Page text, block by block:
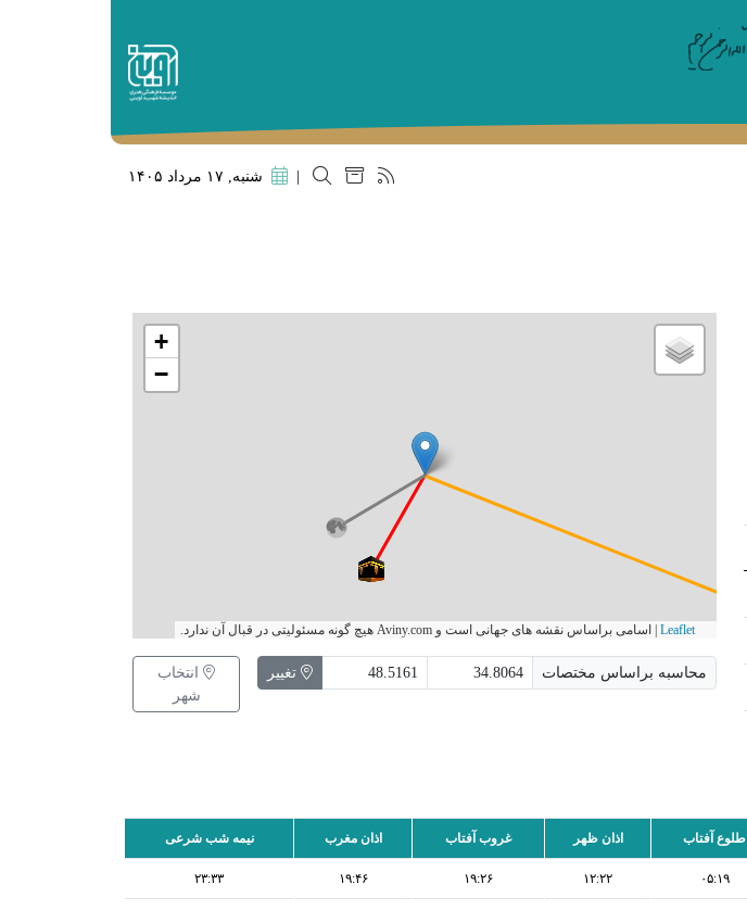
شنبه, ۱۷ مرداد ۱۴۰۵
اوقات شرعی فردا شهر همدان
اذان صبح:
اذان ظهر: 12:21 غروب آفتاب: 19:11
اذان مغرب: 19:30 نبمه شب شرعی: 23:35
+
−
| اسامی براساس نقشه های جهانی است و Aviny.com هیچ گونه مسئولیتی در قبال آن ندارد.
محاسبه براساس مختصات تغییر
انتخاب
شهر
طلوع آفتاب اذان ظهر غروب آفتاب اذان مغرب نیمه شب شرعی
۰۵:۱۹ ۱۲:۲۲ ۱۹:۲۶ ۱۹:۴۶ ۲۳:۳۳